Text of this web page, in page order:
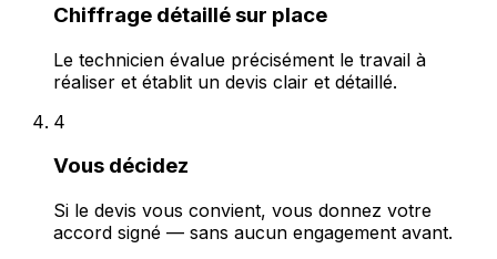
Chiffrage détaillé sur place
Le technicien évalue précisément le travail à
réaliser et établit un devis clair et détaillé.
4
Vous décidez
Si le devis vous convient, vous donnez votre
accord signé — sans aucun engagement avant.